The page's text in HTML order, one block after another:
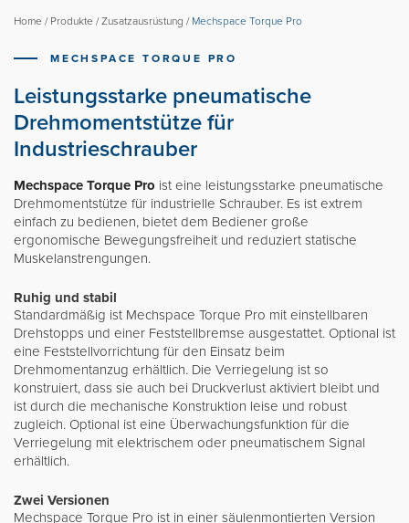
Home / Produkte /Zusatzausrüstung / Mechspace Torque Pro
MECHSPACE TORQUE PRO
Leistungsstarke pneumatische
Drehmomentstütze für
Industrieschrauber
Mechspace Torque Pro ist eine leistungsstarke pneumatische
Drehmomentstütze für industrielle Schrauber. Es ist extrem
einfach zu bedienen, bietet dem Bediener große
ergonomische Bewegungsfreiheit und reduziert statische
Muskelanstrengungen.
Ruhig und stabil
Standardmäßig ist Mechspace Torque Pro mit einstellbaren
Drehstopps und einer Feststellbremse ausgestattet. Optional ist
eine Feststellvorrichtung für den Einsatz beim
Drehmomentanzug erhältlich. Die Verriegelung ist so
konstruiert, dass sie auch bei Druckverlust aktiviert bleibt und
ist durch die mechanische Konstruktion leise und robust
zugleich. Optional ist eine Überwachungsfunktion für die
Verriegelung mit elektrischem oder pneumatischem Signal
erhältlich.
Zwei Versionen
Mechspace Torque Pro ist in einer säulenmontierten Version
Movomech-Gruppe
Nachrichten
Karriere
Partner Login
Svenska